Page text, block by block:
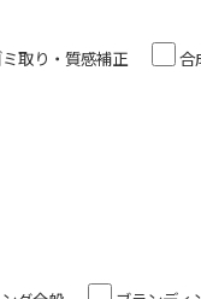
ミ取り・質感補正 合